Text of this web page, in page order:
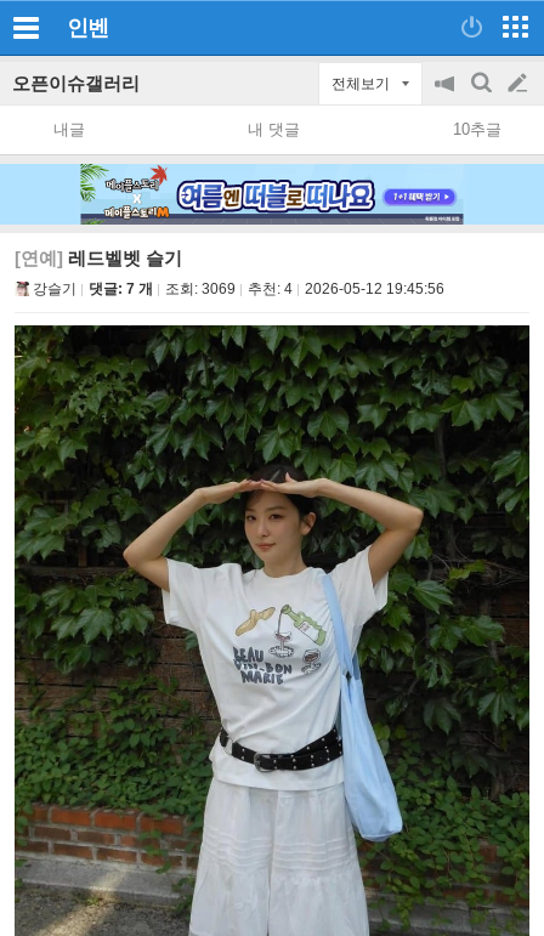
인벤
오픈이슈갤러리 전체보기
공
지
on/off
검
색
글
쓰
내글 내 댓글 10추글
[연예] 레드벨벳 슬기
강슬기 댓글: 7 개 조회: 3069 추천: 4 2026-05-12 19:45:56